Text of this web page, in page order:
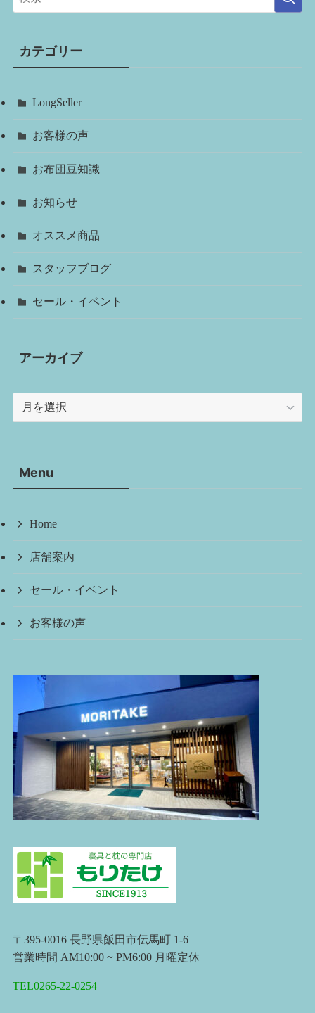
カテゴリー
LongSeller
お客様の声
お布団豆知識
お知らせ
オススメ商品
スタッフブログ
セール・イベント
アーカイブ
ー
ブMenu
Home
店舗案内
セール・イベント
お客様の声
〒395-0016 長野県飯田市伝馬町 1-6
営業時間 AM10:00 ~ PM6:00 月曜定休
TEL0265-22-0254